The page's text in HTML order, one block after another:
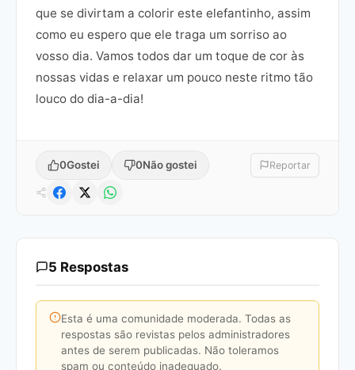
que se divirtam a colorir este elefantinho, assim
como eu espero que ele traga um sorriso ao
vosso dia. Vamos todos dar um toque de cor às
nossas vidas e relaxar um pouco neste ritmo tão
louco do dia-a-dia!
0Gostei 0Não gostei Reportar
5 Respostas
Esta é uma comunidade moderada. Todas as
respostas são revistas pelos administradores
antes de serem publicadas. Não toleramos
spam ou conteúdo inadequado.